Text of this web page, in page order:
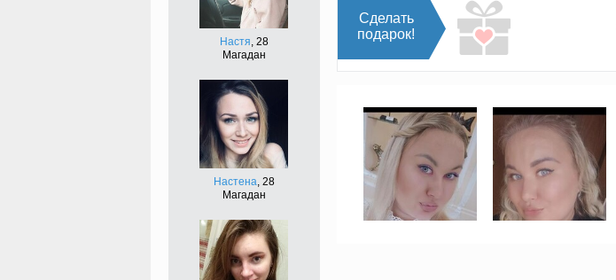
Настя, 28
Магадан
Настена, 28
Магадан
Сделать
подарок!